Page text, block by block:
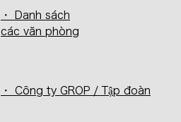
・ Danh sách
các văn phòng
・ Công ty GROP / Tập đoàn